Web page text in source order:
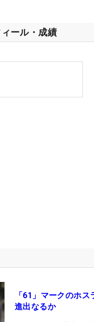
ール・成績
「61」マークのホ
進出なるか